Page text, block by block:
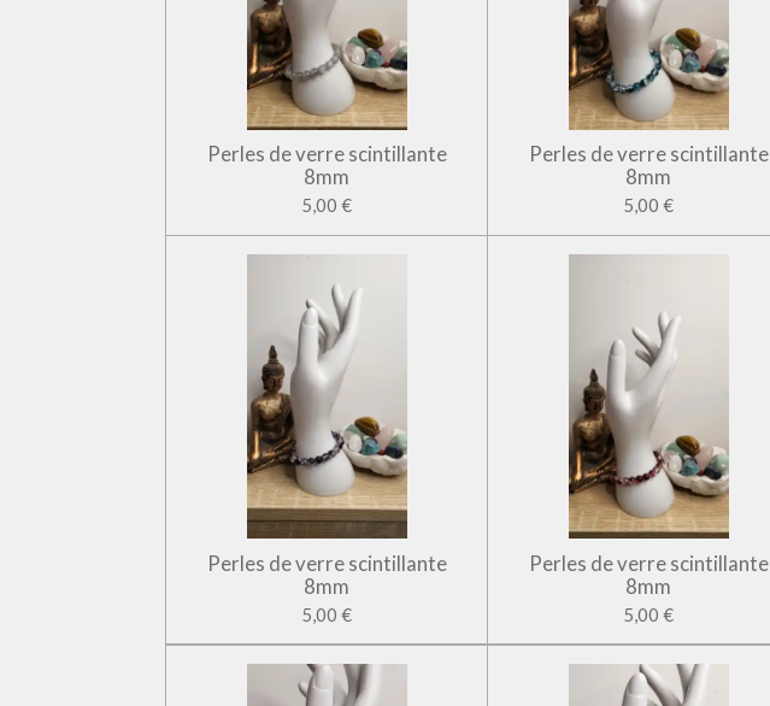
Perles de verre scintillante
8mm
5,00 €
Perles de verre scintillante
8mm
5,00 €
Perles de verre scintillante
8mm
5,00 €
Perles de verre scintillante
8mm
5,00 €